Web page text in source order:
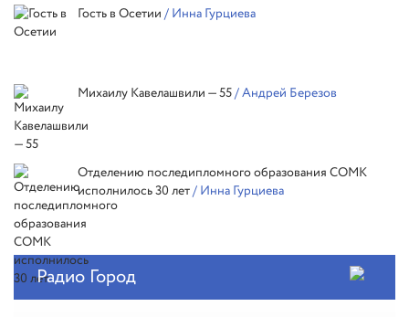
Гость в Осетии / Инна Гурциева
Михаилу Кавелашвили — 55/ Андрей Березов
Отделению последипломного образования СОМК
исполнилось 30 лет/ Инна Гурциева
Радио Город